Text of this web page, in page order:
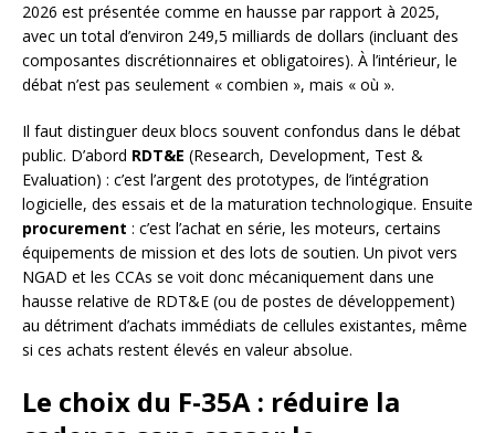
2026 est présentée comme en hausse par rapport à 2025,
avec un total d’environ 249,5 milliards de dollars (incluant des
composantes discrétionnaires et obligatoires). À l’intérieur, le
débat n’est pas seulement « combien », mais « où ».
Il faut distinguer deux blocs souvent confondus dans le débat
public. D’abord RDT&E (Research, Development, Test &
Evaluation) : c’est l’argent des prototypes, de l’intégration
logicielle, des essais et de la maturation technologique. Ensuite
procurement : c’est l’achat en série, les moteurs, certains
équipements de mission et des lots de soutien. Un pivot vers
NGAD et les CCAs se voit donc mécaniquement dans une
hausse relative de RDT&E (ou de postes de développement)
au détriment d’achats immédiats de cellules existantes, même
si ces achats restent élevés en valeur absolue.
Le choix du F-35A : réduire la